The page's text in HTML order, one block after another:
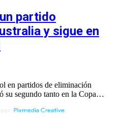
partido
y sigue en
en partidos de eliminación
su segundo tanto en la Copa…